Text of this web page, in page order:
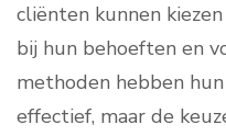
cliënten kunnen
bij hun behoeften en
methoden hebben
effectief, maar de